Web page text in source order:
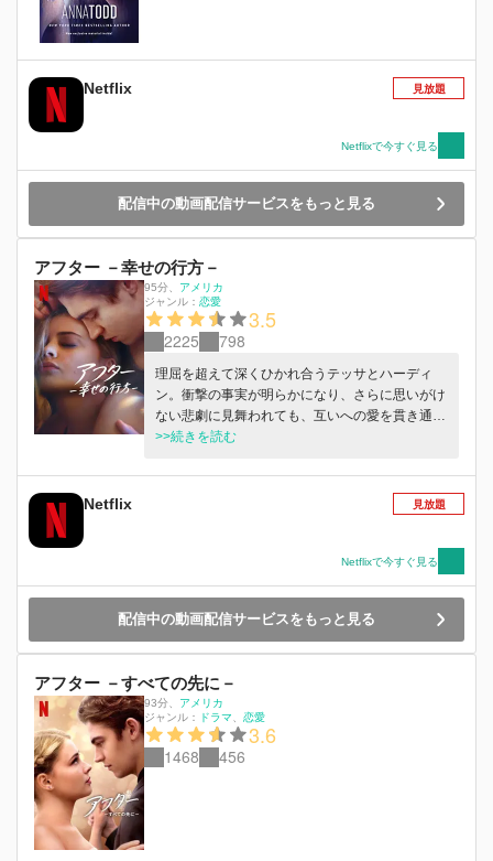
Netflix 見放題
Netflixで今すぐ見る
配信中の動画配信サービスをもっと見る
アフター －幸せの行方－
95分
アメリカ
ジャンル： 恋愛
3.5
2225 798
理屈を超えて深くひかれ合うテッサとハーディ
ン。衝撃の事実が明らかになり、さらに思いがけ
ない悲劇に見舞われても、互いへの愛を貫き通す
ことはできるのか。
>>続きを読む
Netflix 見放題
Netflixで今すぐ見る
配信中の動画配信サービスをもっと見る
アフター －すべての先に－
93分
アメリカ
ジャンル：
ドラマ 恋愛
3.6
1468 456